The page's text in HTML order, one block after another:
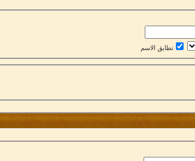
تطابق الاسم